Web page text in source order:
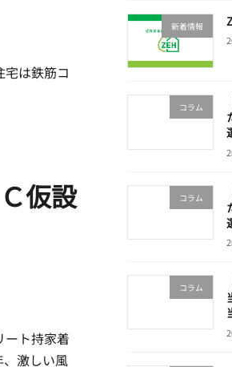
は鉄筋コ
仮設
ート持家着
激しい風
新着情報
コラム
コラム
コラム